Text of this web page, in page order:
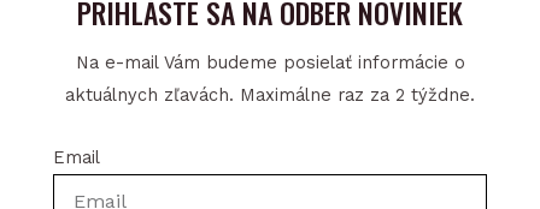
PRIHLÁSTE SA NA ODBER NOVINIEK
Na e-mail Vám budeme posielať informácie o
aktuálnych zľavách. Maximálne raz za 2 týždne.
Email